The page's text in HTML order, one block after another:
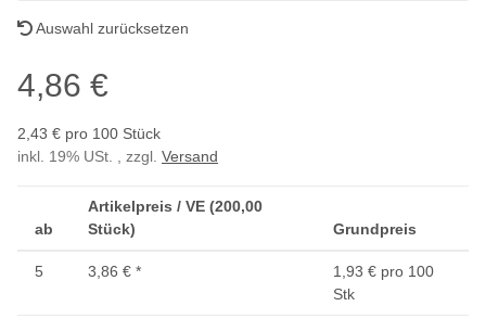
Auswahl zurücksetzen
4,86 €
2,43 € pro 100 Stück
inkl. 19% USt. , zzgl. Versand
ab
Artikelpreis / VE (200,00
Stück)
Grundpreis
5 3,86 € *
1,93 € pro 100
Stk